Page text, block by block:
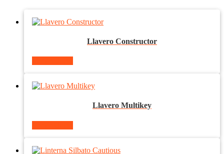
Llavero Constructor
Llavero Multikey